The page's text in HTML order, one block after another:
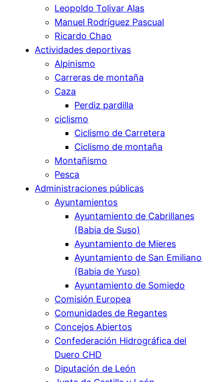
Leopoldo Tolivar Alas
Manuel Rodríguez Pascual
Ricardo Chao
Actividades deportivas
Alpinismo
Carreras de montaña
Caza
Perdiz pardilla
ciclismo
Ciclismo de Carretera
Ciclismo de montaña
Montañismo
Pesca
Administraciones públicas
Ayuntamientos
Ayuntamiento de Cabrillanes
(Babia de Suso)
Ayuntamiento de Mieres
Ayuntamiento de San Emiliano
(Babia de Yuso)
Ayuntamiento de Somiedo
Comisión Europea
Comunidades de Regantes
Concejos Abiertos
Confederación Hidrográfica del
Duero CHD
Diputación de León